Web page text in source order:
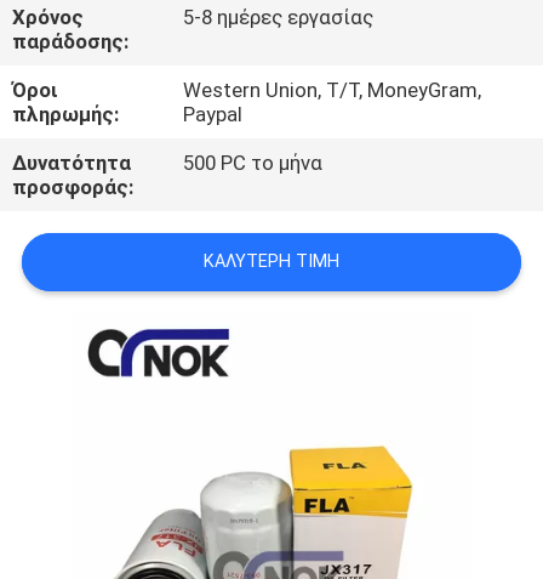
ΜΑΣ
ΕΛΆΤΕ
ΣΕ
ΕΠΑΦΉ
ΜΕ
ΕΙΔΉΣΕΙΣ
ΖΗΤΉΣΤΕ
Χρόνος
παράδοσης:
5-8 ημέρες εργασίας
Όροι
πληρωμής:
Western Union, T/T, MoneyGram,
Paypal
Δυνατότητα
προσφοράς:
500 PC το μήνα
ΚΑΛΎΤΕΡΗ ΤΙΜΉ